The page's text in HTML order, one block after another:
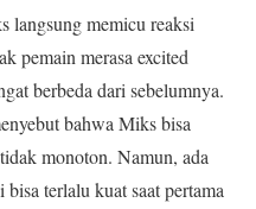
langsung memicu reaksi
pemain merasa excited
berbeda dari sebelumnya.
bahwa Miks bisa
monoton. Namun, ada
terlalu kuat saat pertama